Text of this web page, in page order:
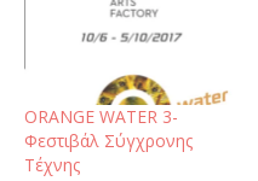
ORANGE WATER 3-
Φεστιβάλ Σύγχρονης
Τέχνης